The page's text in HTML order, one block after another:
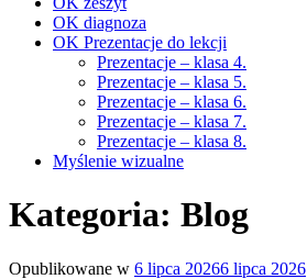
OK diagnoza
OK Prezentacje do lekcji
Prezentacje – klasa 4.
Prezentacje – klasa 5.
Prezentacje – klasa 6.
Prezentacje – klasa 7.
Prezentacje – klasa 8.
Myślenie wizualne
Kategoria: Blog
Opublikowane w 6 lipca 20266 lipca 2026